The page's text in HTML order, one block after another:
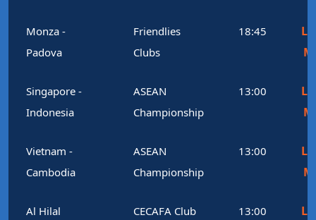
Monza -
Padova
Friendlies
Clubs
18:45
Singapore -
Indonesia
ASEAN
Championship
13:00
Vietnam -
Cambodia
ASEAN
Championship
13:00
Al Hilal
CECAFA Club
13:00